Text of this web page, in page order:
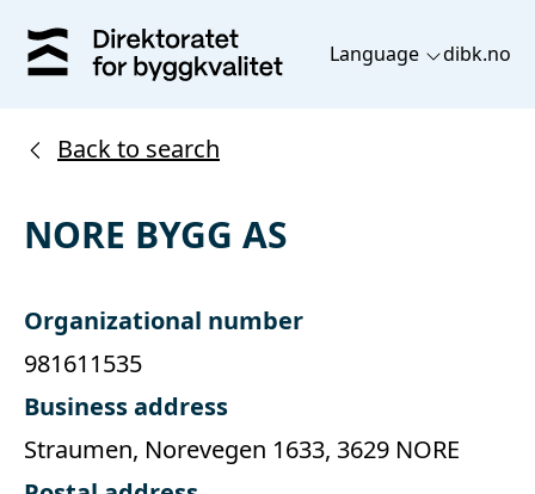
Language dibk.no
Back to search
NORE BYGG AS
Organizational number
981611535
Business address
Straumen, Norevegen 1633, 3629 NORE